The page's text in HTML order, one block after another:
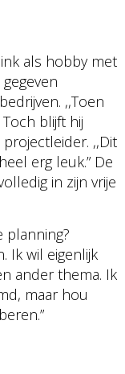
als hobby met
,,Toen
blijft hij
,,Dit
erg leuk.” De
in zijn vrije
planning?
Ik wil eigenlijk
ander thema. Ik
maar hou